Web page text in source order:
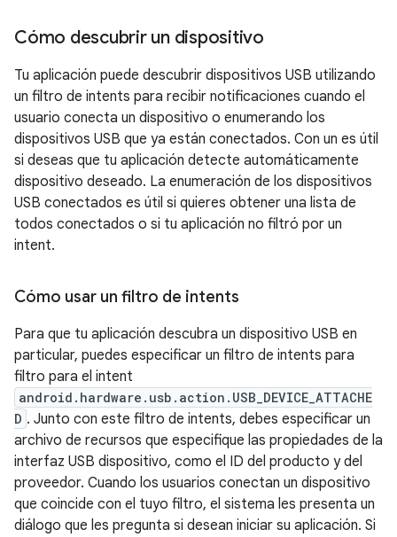
Cómo descubrir un dispositivo
Tu aplicación puede descubrir dispositivos USB utilizando
un filtro de intents para recibir notificaciones cuando el
usuario conecta un dispositivo o enumerando los
dispositivos USB que ya están conectados. Con un es útil
si deseas que tu aplicación detecte automáticamente
dispositivo deseado. La enumeración de los dispositivos
USB conectados es útil si quieres obtener una lista de
todos conectados o si tu aplicación no filtró por un
intent.
Cómo usar un filtro de intents
Para que tu aplicación descubra un dispositivo USB en
particular, puedes especificar un filtro de intents para
filtro para el intent
android.hardware.usb.action.USB_DEVICE_ATTACHE
D . Junto con este filtro de intents, debes especificar un
archivo de recursos que especifique las propiedades de la
interfaz USB dispositivo, como el ID del producto y del
proveedor. Cuando los usuarios conectan un dispositivo
que coincide con el tuyo filtro, el sistema les presenta un
diálogo que les pregunta si desean iniciar su aplicación. Si